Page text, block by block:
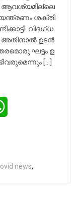
ശ​ക്തി​
വി​ദ​ഗ്ധ​
അ​തി​നാ​ല്‍ ഉ​ട​ന്‍
ഘ​ട്ടം ഉ​
[…]
news,